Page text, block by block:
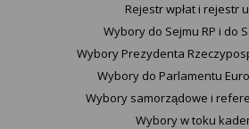
Rejestr wpłat i rejestr
Wybory do Sejmu RP i do
Wybory Prezydenta
Wybory do Parlamentu
Wybory samorządowe i
Wybory w toku